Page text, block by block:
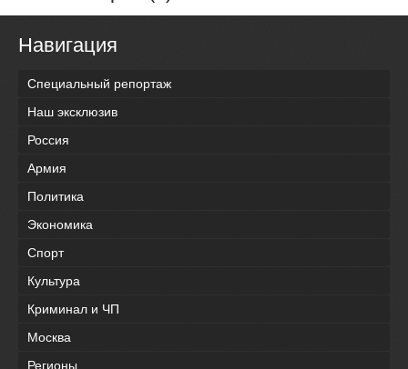
Навигация
Специальный репортаж
Наш эксклюзив
Россия
Армия
Политика
Экономика
Спорт
Культура
Криминал и ЧП
Москва
Регионы